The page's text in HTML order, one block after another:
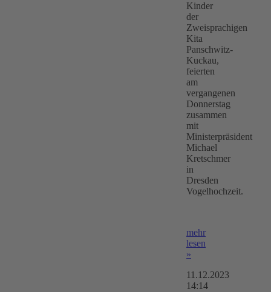
Kinder
der
Zweisprachigen
Kita
Panschwitz-
Kuckau,
feierten
am
vergangenen
Donnerstag
zusammen
mit
Ministerpräsident
Michael
Kretschmer
in
Dresden
Vogelhochzeit.
mehr
lesen
»
11.12.2023
14:14